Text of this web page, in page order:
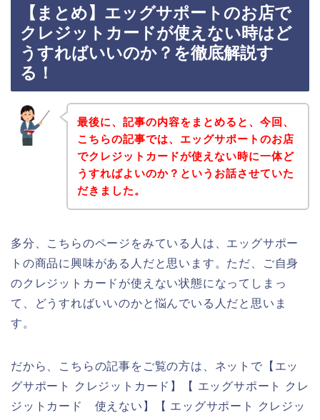
【まとめ】エッグサポートのお店で
クレジットカードが使えない時はど
うすればいいのか？を徹底解説す
る！
最後に、記事の内容をまとめると、今回、
こちらの記事では、エッグサポートのお店
でクレジットカードが使えない時に一体ど
うすればよいのか？というお話させていた
だきました。
多分、こちらのページをみている人は、エッグサポー
トの商品に興味がある人だと思います。ただ、ご自身
のクレジットカードが使えない状態になってしまっ
て、どうすればいいのかと悩んでいる人だと思いま
す。
だから、こちらの記事をご覧の方は、ネットで【エッ
グサポート クレジットカード】【 エッグサポート クレ
ジットカード 使えない】【 エッグサポート クレジッ